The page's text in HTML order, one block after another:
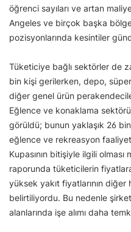
öğrenci sayıları ve artan
Angeles ve birçok başka
pozisyonlarında kesintiler
Tüketiciye bağlı sektörler de
bin kişi gerilerken, depo,
diğer genel ürün
Eğlence ve konaklama
görüldü; bunun yaklaşık 26
eğlence ve rekreasyon
Kupasının bitişiyle ilgili
raporunda tüketicilerin
yüksek yakıt fiyatlarının diğer
belirtiliyordu. Bu nedenle
alanlarında işe alımı daha